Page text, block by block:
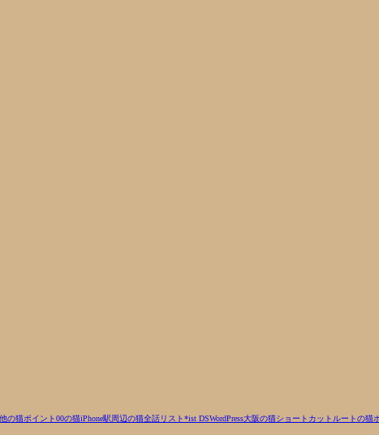
の猫ポイント00の猫iPhone駅周辺の猫全話リスト*ist DSWordPress大阪の猫ショートカットルートの猫